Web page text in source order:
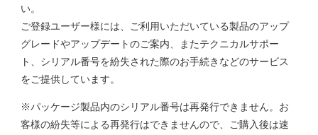
ア
ッ
プ
ー
ド
い。
ご登録ユーザー様には、ご利用いただいている製品のアップ
グレードやアップデートのご案内、またテクニカルサポー
ト、シリアル番号を紛失された際のお手続きなどのサービス
をご提供しています。
※パッケージ製品内のシリアル番号は再発行できません。お
客様の紛失等による再発行はできませんので、ご購入後は速